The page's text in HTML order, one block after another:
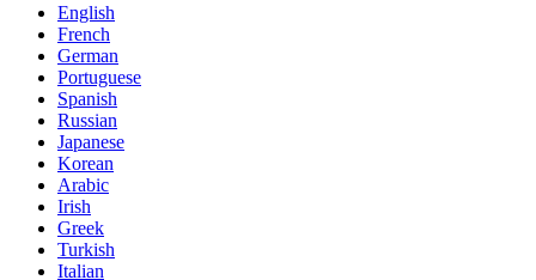
English
French
German
Portuguese
Spanish
Russian
Japanese
Korean
Arabic
Irish
Greek
Turkish
Italian